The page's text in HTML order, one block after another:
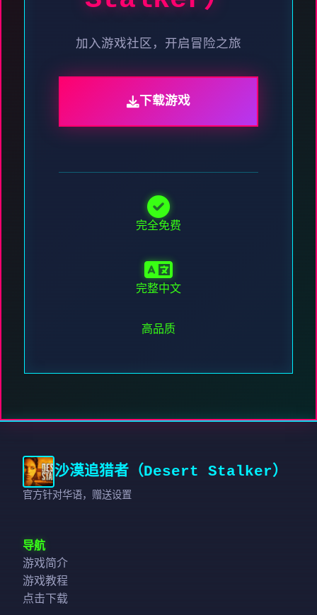
加入游戏社区，开启冒险之旅
下载游戏
完全免费
完整中文
高品质
沙漠追猎者（Desert Stalker）
官方针对华语，赠送设置
导航
游戏简介
游戏教程
点击下载